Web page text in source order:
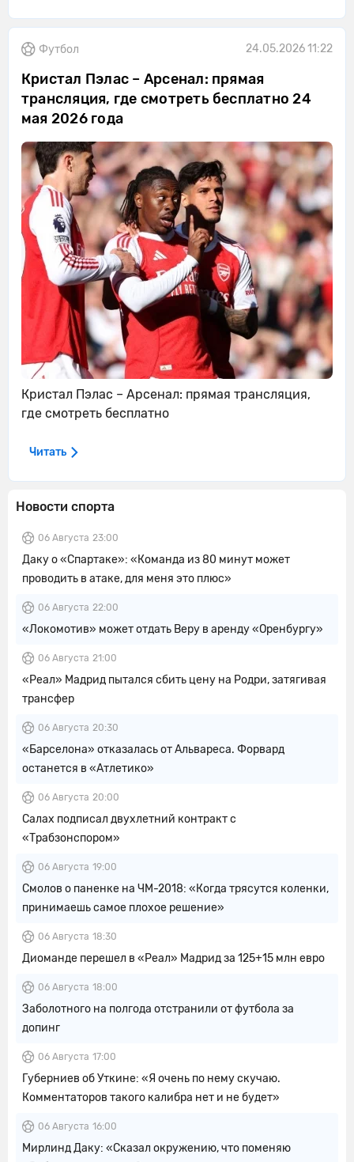
Новости спорта
06 Августа 23:00
Даку о «Спартаке»: «Команда из 80 минут может
проводить в атаке, для меня это плюс»
06 Августа 22:00
«Локомотив» может отдать Веру в аренду «Оренбургу»
06 Августа 21:00
«Реал» Мадрид пытался сбить цену на Родри, затягивая
трансфер
06 Августа 20:30
«Барселона» отказалась от Альвареса. Форвард
останется в «Атлетико»
06 Августа 20:00
Салах подписал двухлетний контракт с
«Трабзонспором»
06 Августа 19:00
Смолов о паненке на ЧМ-2018: «Когда трясутся коленки,
принимаешь самое плохое решение»
06 Августа 18:30
Диоманде перешел в «Реал» Мадрид за 125+15 млн евро
06 Августа 18:00
Заболотного на полгода отстранили от футбола за
допинг
06 Августа 17:00
Губерниев об Уткине: «Я очень по нему скучаю.
Комментаторов такого калибра нет и не будет»
06 Августа 16:00
Мирлинд Даку: «Сказал окружению, что поменяю
Футбол 24.05.2026 11:22
Кристал Пэлас – Арсенал: прямая
трансляция, где смотреть бесплатно 24
мая 2026 года
Кристал Пэлас – Арсенал: прямая трансляция,
где смотреть бесплатно
Читать